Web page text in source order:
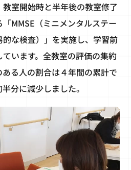
室開始時と半年後の教室修了
MMSE（ミニメンタルステー
的な検査）」を実施し、学習前
います。全教室の評価の集約
る人の割合は４年間の累計で
分に減少しました。